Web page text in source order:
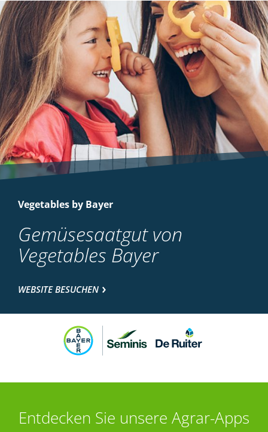
Vegetables by Bayer
Gemüsesaatgut von
Vegetables Bayer
WEBSITE BESUCHEN
Entdecken Sie unsere Agrar-Apps